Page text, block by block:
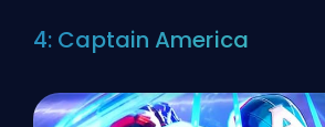
4: Captain America